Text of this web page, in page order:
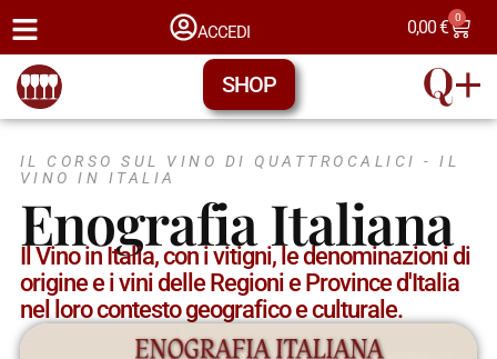
ACCEDI 0,00€ 0
SHOP
IL CORSO SUL VINO DI QUATTROCALICI -IL
VINO IN ITALIA
Enografia Italiana
Il Vino in Italia, con i vitigni, le denominazioni di
origine e i vini delle Regioni e Province d'Italia
nel loro contesto geografico e culturale.